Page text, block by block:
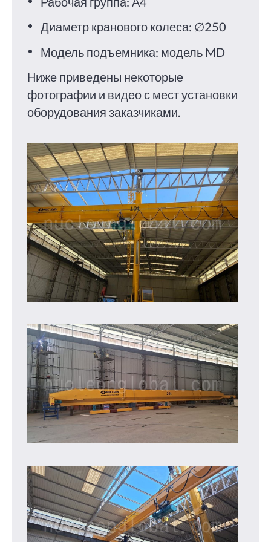
Диаметр кранового колеса: ∅250
Модель подъемника: модель MD
Ниже приведены некоторые
фотографии и видео с мест установки
оборудования заказчиками.